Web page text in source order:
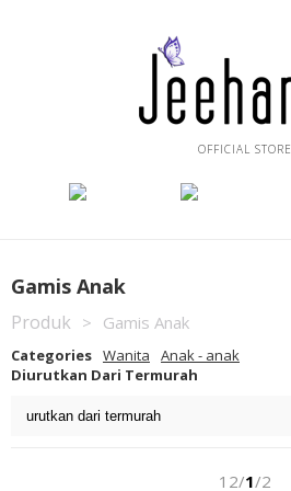
OFFICIAL STORE
Gamis Anak
Produk > Gamis Anak
Categories Wanita
Anak - anak
Diurutkan Dari Termurah
12/1/2